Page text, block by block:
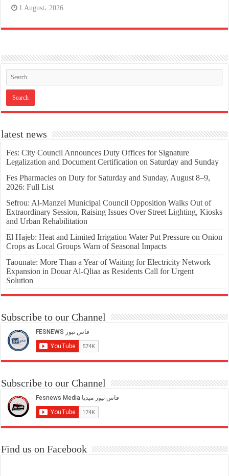
1 August، 2026
latest news
Fes: City Council Announces Duty Offices for Signature
Legalization and Document Certification on Saturday and Sunday
Fes Pharmacies on Duty for Saturday and Sunday, August 8–9,
2026: Full List
Sefrou: Al-Manzel Municipal Council Opposition Walks Out of
Extraordinary Session, Raising Issues Over Street Lighting, Kiosks
and Urban Rehabilitation
El Hajeb: Heat and Limited Irrigation Water Put Pressure on Onion
Crops as Local Groups Warn of Seasonal Impacts
Taounate: More Than a Year of Waiting for Electricity Network
Expansion in Douar Al-Qliaa as Residents Call for Urgent
Solution
Subscribe to our Channel
Subscribe to our Channel
Find us on Facebook